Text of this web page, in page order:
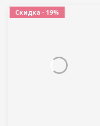
Для Девочек Одежда 3 8Y
Скидка - 19%